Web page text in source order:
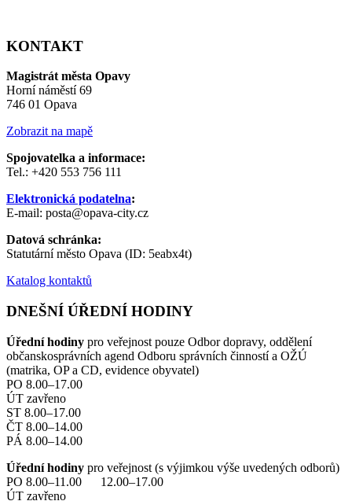
KONTAKT
Magistrát města Opavy
Horní náměstí 69
746 01 Opava
Zobrazit na mapě
Spojovatelka a informace:
Tel.: +420 553 756 111
Elektronická podatelna:
E-mail: posta@opava-city.cz
Datová schránka:
Statutární město Opava (ID: 5eabx4t)
Katalog kontaktů
DNEŠNÍ ÚŘEDNÍ HODINY
Úřední hodiny pro veřejnost pouze Odbor dopravy, oddělení
občanskosprávních agend Odboru správních činností a OŽÚ
(matrika, OP a CD, evidence obyvatel)
PO 8.00–17.00
ÚT zavřeno
ST 8.00–17.00
ČT 8.00–14.00
PÁ 8.00–14.00
Úřední hodiny pro veřejnost (s výjimkou výše uvedených odborů)
PO 8.00–11.00 12.00–17.00
ÚT zavřeno